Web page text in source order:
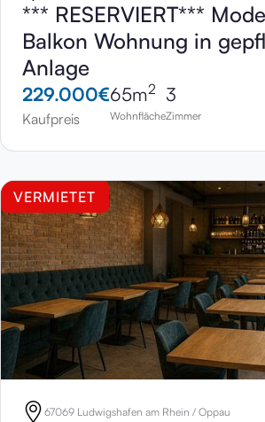
*** RESERVIERT***
Balkon Wohnung in
Anlage
229.000€
Kaufpreis
65m2
Wohnfläche
3
Zimmer
VERMIETET
67069 Ludwigshafen am Rhein / Oppau